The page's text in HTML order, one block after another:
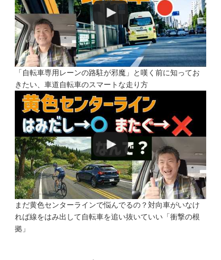
「自転車専用レーンの路駐が邪魔」と嘆く前に知ってお
きたい、車道自転車のスマートな走り方
まだ黄色センターラインで悩んでるの？対向車がいなけ
れば線をはみ出して自転車を追い抜いていい「衝撃の根
拠」